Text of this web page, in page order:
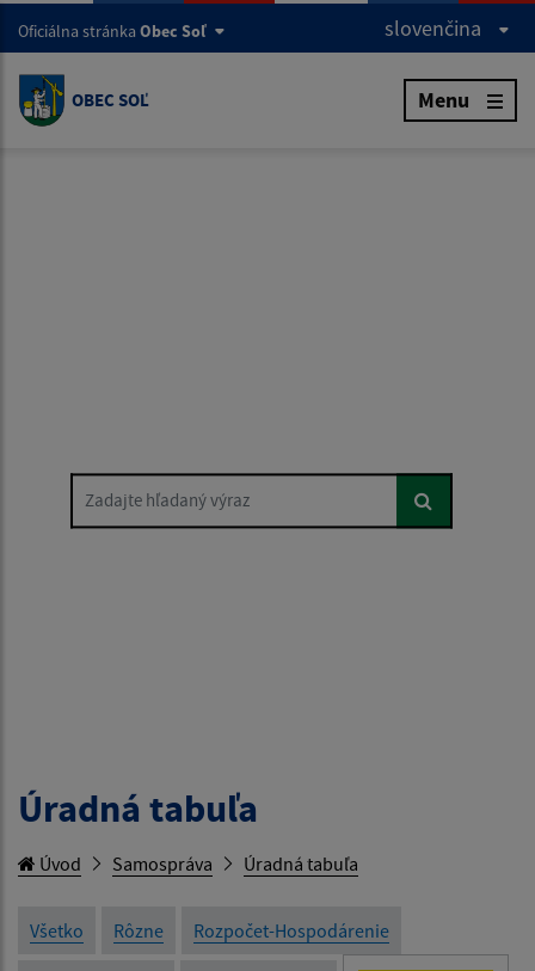
Oficiálna stránka Obec Soľ slovenčina
OBEC SOĽ Menu
Zadajte hľadaný výraz
Úradná tabuľa
Úvod Samospráva Úradná tabuľa
Všetko Rôzne Rozpočet-Hospodárenie